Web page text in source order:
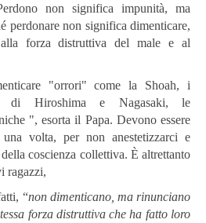
non significa impunità, ma
perdonare non significa dimenticare,
forza distruttiva del male e al
"orrori" come la Shoah, i
di Hiroshima e Nagasaki, le
", esorta il Papa. Devono essere
volta, per non anestetizzarci e
coscienza collettiva. È altrettanto
ragazzi,
“non dimenticano, ma rinunciano
forza distruttiva che ha fatto loro